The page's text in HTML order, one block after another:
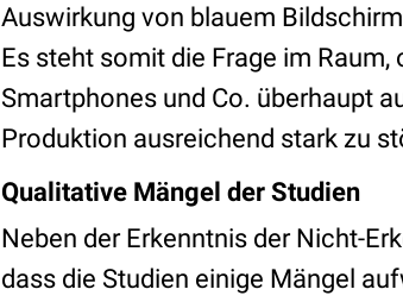
Auswirkung von blauem
Es steht somit die Frage im
Smartphones und Co. überhaupt
Produktion ausreichend stark zu
Qualitative Mängel der Studien
Neben der Erkenntnis der Nicht-
dass die Studien einige Mängel